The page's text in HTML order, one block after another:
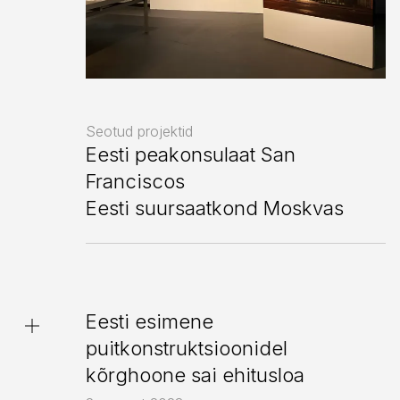
Harju 11
Juhkentali 48 konkurss
Tallinna Lennujaam
Seotud projektid
Eesti peakonsulaat San
Franciscos
Eesti suursaatkond Moskvas
Eesti esimene
puitkonstruktsioonidel
kõrghoone sai ehitusloa